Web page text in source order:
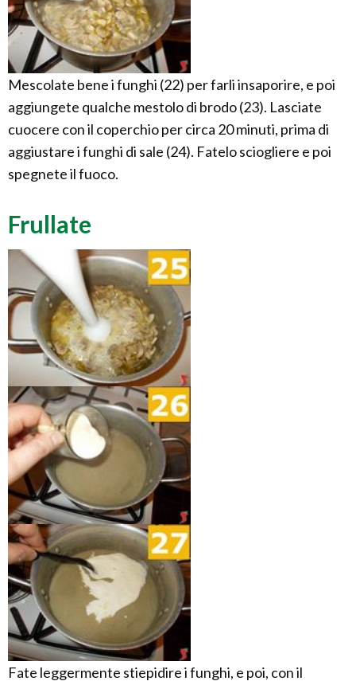
Mescolate bene i funghi (22) per farli insaporire, e poi
aggiungete qualche mestolo di brodo (23). Lasciate
cuocere con il coperchio per circa 20 minuti, prima di
aggiustare i funghi di sale (24). Fatelo sciogliere e poi
spegnete il fuoco.
Frullate
Fate leggermente stiepidire i funghi, e poi, con il